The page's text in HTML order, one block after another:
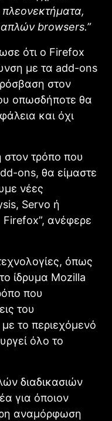
browsers.”
ότι ο Firefox
με τα add-ons
στον
οπωσδήποτε θα
και όχι
τρόπο που
ons, θα είμαστε
νέες
Servo ή
ανέφερε
όπως
ίδρυμα Mozilla
που
του
το περιεχόμενό
όλο το
διαδικασιών
για όποιον
αναμόρφωση